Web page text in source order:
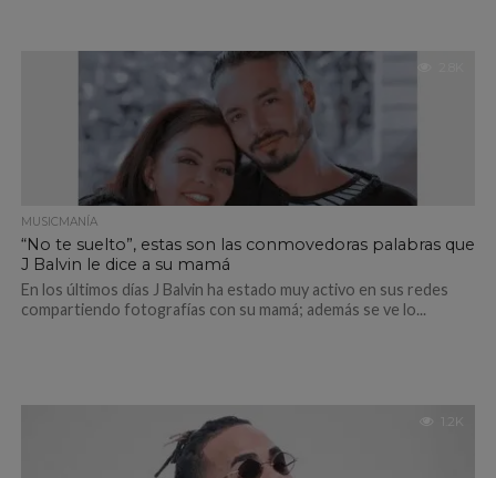
MUSICMANÍA
“No te suelto”, estas son las conmovedoras palabras que
J Balvin le dice a su mamá
En los últimos días J Balvin ha estado muy activo en sus redes
compartiendo fotografías con su mamá; además se ve lo...
1.2K